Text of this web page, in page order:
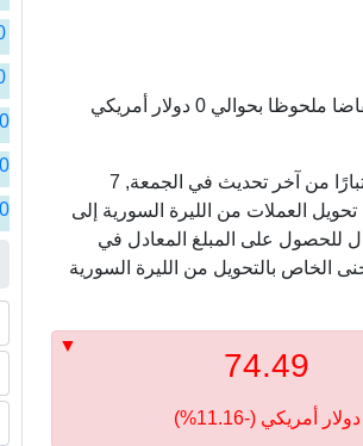
سعر الليرة السورية مقابل الدولار الأمريكي سجل 0 دولار أمريكي و شهد انخفاضا ملحوظا بحوالي 0 دولار أمريكي
في ما يلي ، نعرض أسعار التحويل من الليرة السورية إلى الدولار الأمريكي اعتبارًا من آخر تحديث في الجمعة, 7
تحويل العملات من الليرة السورية إلى
للحصول على المبلغ المعادل في
الخاص بالتحويل من الليرة السورية
74.49
دولار أمريكي (-11.16%)